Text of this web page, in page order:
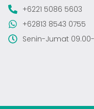
+6221 5086 5603
+62813 8543 0755
Senin-Jumat 09.00-